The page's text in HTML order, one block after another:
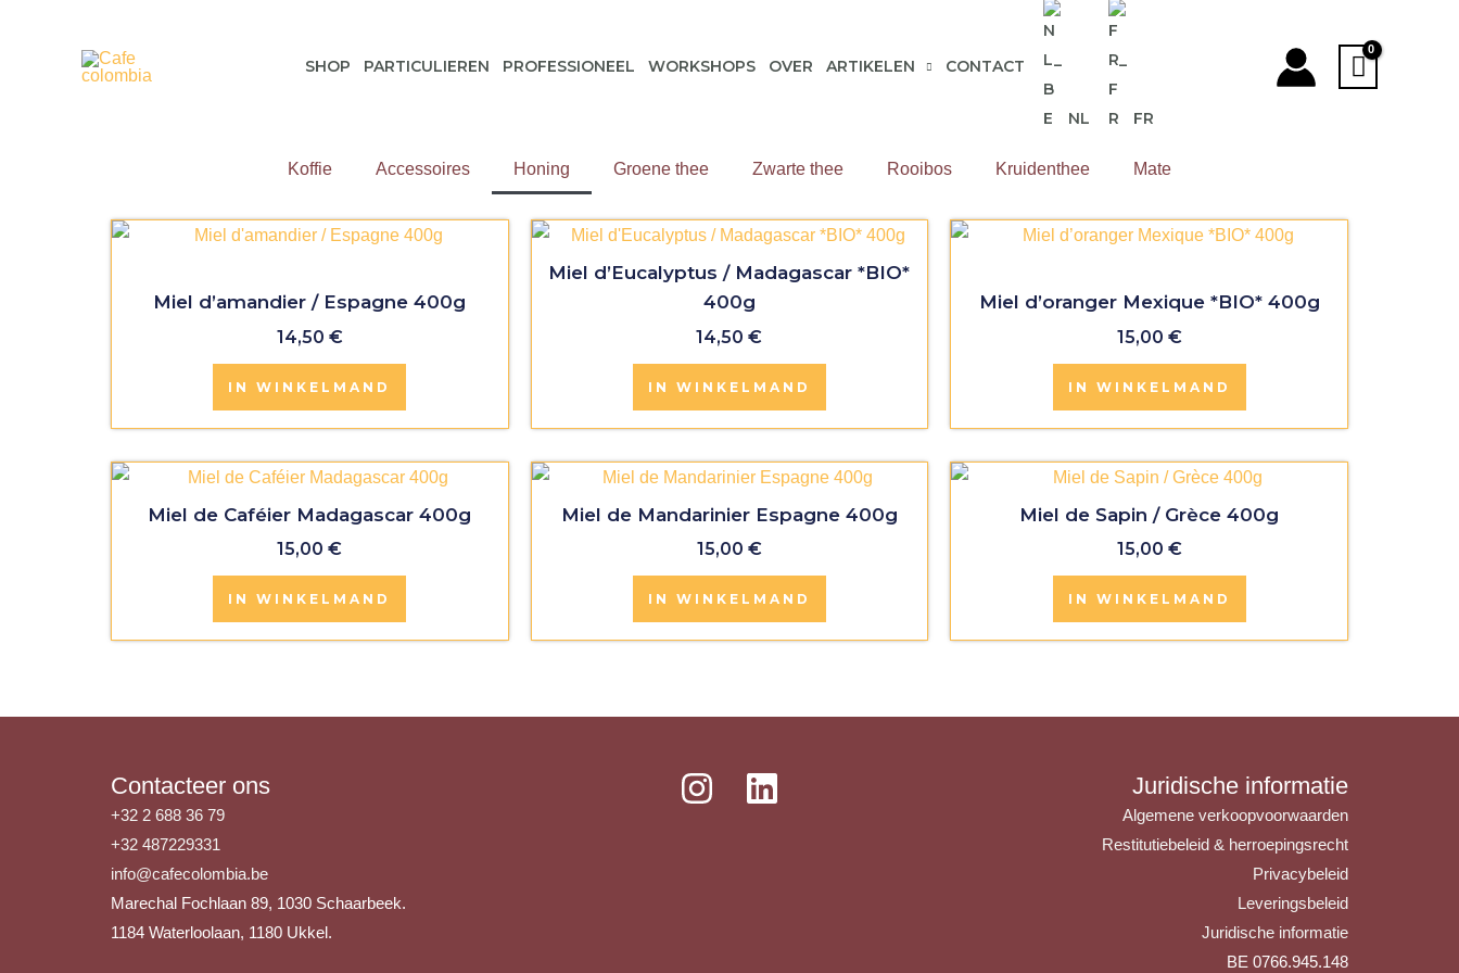
SHOP PARTICULIEREN PROFESSIONEEL WORKSHOPS OVER ARTIKELEN CONTACT
NL FR
Koffie Accessoires Honing Groene thee Zwarte thee Rooibos Kruidenthee Mate
Miel d’amandier / Espagne 400g
14,50 €
IN WINKELMAND
Miel d’Eucalyptus / Madagascar *BIO*
400g
14,50€
IN WINKELMAND
Miel d’oranger Mexique *BIO* 400g
15,00 €
IN WINKELMAND
Miel de Caféier Madagascar 400g
15,00€
IN WINKELMAND
Miel de Mandarinier Espagne 400g
15,00 €
IN WINKELMAND
Miel de Sapin / Grèce 400g
15,00 €
IN WINKELMAND
Contacteer ons
+32 2 688 36 79
+32 487229331
info@cafecolombia.be
Marechal Fochlaan 89, 1030 Schaarbeek.
1184 Waterloolaan, 1180 Ukkel.
Juridische informatie
Algemene verkoopvoorwaarden
Restitutiebeleid & herroepingsrecht
Privacybeleid
Leveringsbeleid
Juridische informatie
BE 0766.945.148